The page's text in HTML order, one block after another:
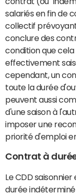
salariés en fin de
collectif
conclure des
condition que
effectivement
cependant, un
toute la durée
peuvent aussi
d'une saison à
imposer une
priorité d'emploi
Contrat à
Le CDD
durée